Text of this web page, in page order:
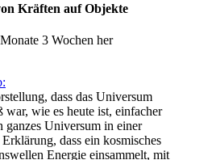
Kräften auf Objekte
3 Wochen her
dass das Universum
war, wie es heute ist, einfacher
ganzes Universum in einer
dass ein kosmisches
Energie einsammelt, mit